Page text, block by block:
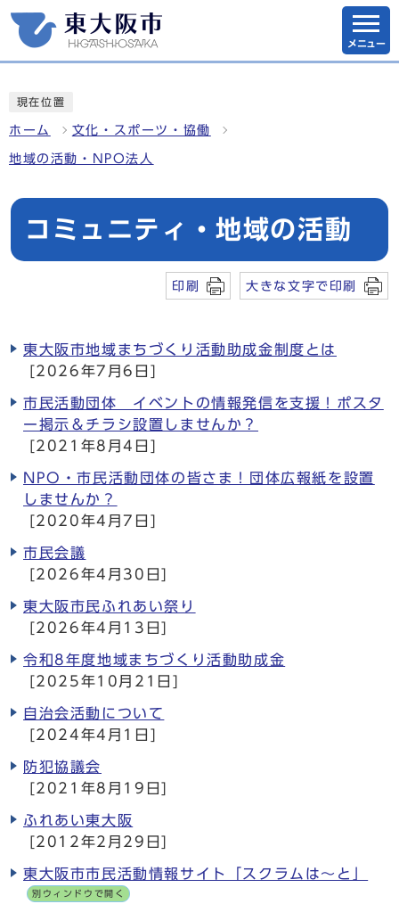
メニュー
現在位置
ホーム 文化・スポーツ・協働
地域の活動・NPO法人
コミュニティ・地域の活動
印刷 大きな文字で印刷
東大阪市地域まちづくり活動助成金制度とは
[2026年7月6日]
市民活動団体 イベントの情報発信を支援！ポスタ
ー掲示＆チラシ設置しませんか？
[2021年8月4日]
NPO・市民活動団体の皆さま！団体広報紙を設置
しませんか？
[2020年4月7日]
市民会議
[2026年4月30日]
東大阪市民ふれあい祭り
[2026年4月13日]
令和8年度地域まちづくり活動助成金
[2025年10月21日]
自治会活動について
[2024年4月1日]
防犯協議会
[2021年8月19日]
ふれあい東大阪
[2012年2月29日]
東大阪市市民活動情報サイト「スクラムは～と」
別ウィンドウで開く